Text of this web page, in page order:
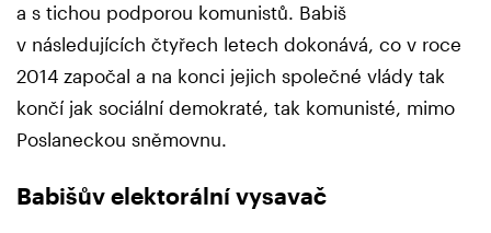
a s tichou podporou komunistů. Babiš
v následujících čtyřech letech dokonává, co v roce
2014 započal a na konci jejich společné vlády tak
končí jak sociální demokraté, tak komunisté, mimo
Poslaneckou sněmovnu.
Babišův elektorální vysavač